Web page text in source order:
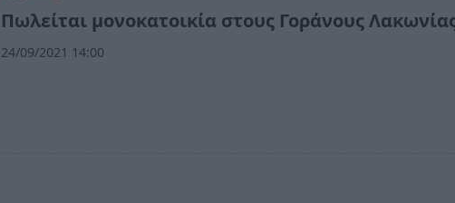
Πωλείται μονοκατοικία στους Γοράνους
24/09/2021 14:00